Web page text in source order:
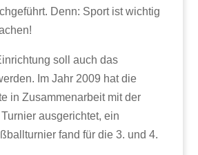
Denn: Sport ist wichtig
soll auch das
Im Jahr 2009 hat die
in Zusammenarbeit mit der
ausgerichtet, ein
fand für die 3. und 4.